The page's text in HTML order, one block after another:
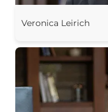
Veronica Leirich